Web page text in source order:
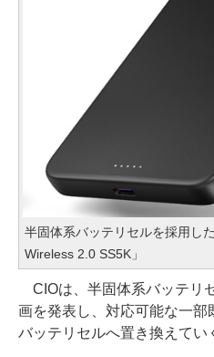
半固体系バッテリセルを採用し
Wireless 2.0 SS5K」
CIOは、半固体系バッテリ
画を発表し、対応可能な一部
バッテリセルへ置き換えてい